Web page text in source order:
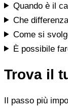
Quando è il
Che
Come si
È possibile
Trova il
Il passo più